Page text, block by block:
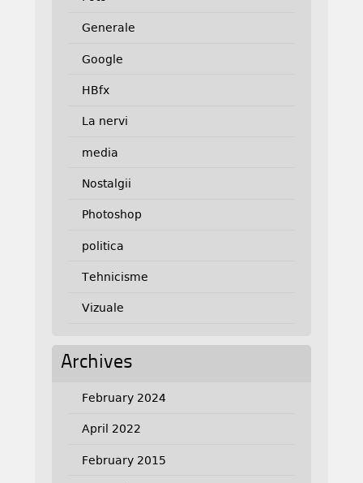
Generale
Google
HBfx
La nervi
media
Nostalgii
Photoshop
politica
Tehnicisme
Vizuale
Archives
February 2024
April 2022
February 2015